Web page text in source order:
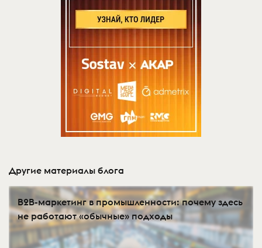
Другие материалы блога
B2B-маркетинг в промышленности: почему здесь
не работают «обычные» подходы